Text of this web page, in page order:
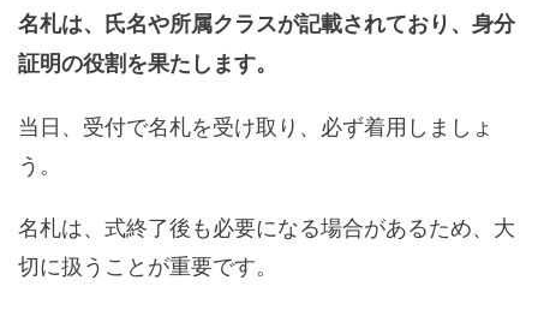
名札は、氏名や所属クラスが記載されており、身分
証明の役割を果たします。
当日、受付で名札を受け取り、必ず着用しましょ
う。
名札は、式終了後も必要になる場合があるため、大
切に扱うことが重要です。